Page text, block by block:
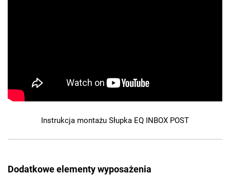
Instrukcja montażu Słupka EQ INBOX POST
Dodatkowe elementy wyposażenia